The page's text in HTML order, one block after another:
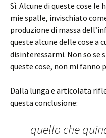
Sì. Alcune di queste cose
mie spalle, invischiato
produzione di massa
queste alcune delle cose a
disinteressarmi. Non so se
queste cose, non mi fanno
Dalla lunga e articolata
questa conclusione:
quello che